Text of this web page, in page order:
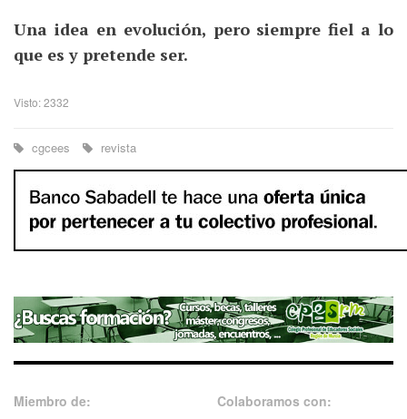
Una idea en evolución, pero siempre fiel a lo
que es y pretende ser.
Visto: 2332
cgcees revista
Miembro de: Colaboramos con: